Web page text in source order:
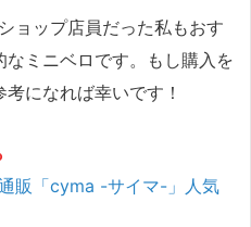
ョップ店員だった私もおす
ミニベロです。もし購入を
になれば幸いです！
販「cyma -サイマ-」人気